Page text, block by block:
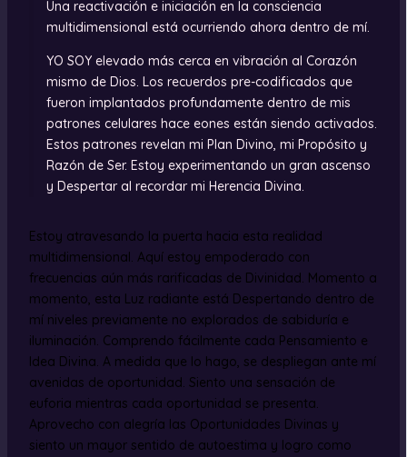
Una reactivación e iniciación en la consciencia
multidimensional está ocurriendo ahora dentro de mí.
YO SOY elevado más cerca en vibración al Corazón
mismo de Dios. Los recuerdos pre-codificados que
fueron implantados profundamente dentro de mis
patrones celulares hace eones están siendo activados.
Estos patrones revelan mi Plan Divino, mi Propósito y
Razón de Ser. Estoy experimentando un gran ascenso
y Despertar al recordar mi Herencia Divina.
Estoy atravesando la puerta hacia esta realidad
multidimensional. Aquí estoy empoderado con
frecuencias aún más rarificadas de Divinidad. Momento a
momento, esta Luz radiante está Despertando dentro de
mí niveles previamente no explorados de sabiduría e
iluminación. Comprendo fácilmente cada Pensamiento e
Idea Divina. A medida que lo hago, se despliegan ante mí
avenidas de oportunidad. Siento una sensación de
euforia mientras cada oportunidad se presenta.
Aprovecho con alegría las Oportunidades Divinas y
siento un mayor sentido de autoestima y logro como